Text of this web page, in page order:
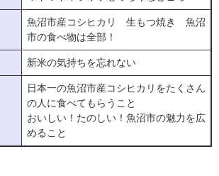
魚沼市産コシヒカリ 生もつ焼き 魚沼
市の食べ物は全部！
新米の気持ちを忘れない
日本一の魚沼市産コシヒカリをたくさん
の人に食べてもらうこと
おいしい！たのしい！魚沼市の魅力を広
めること